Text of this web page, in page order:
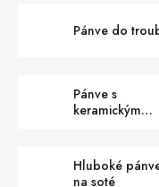
Pánve do
Pánve s
keramickým
Hluboké
na soté